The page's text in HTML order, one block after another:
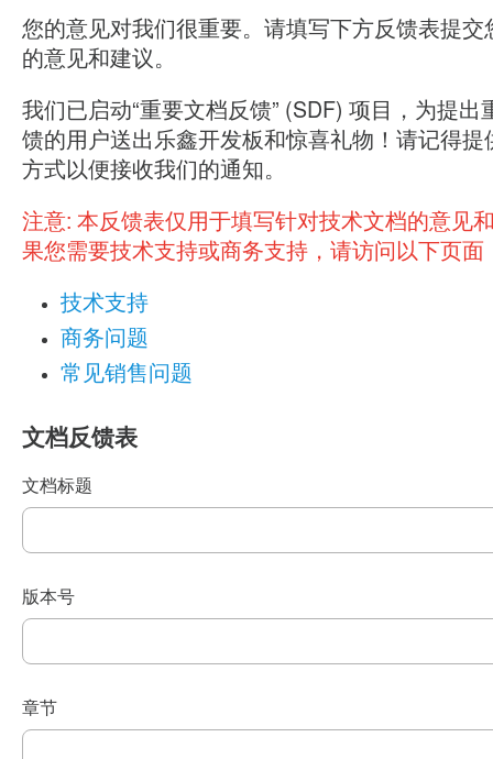
您的意见对我们很重要。请填写下方反馈表提交
的意见和建议。
我们已启动“重要文档反馈” (SDF) 项目，为提出
馈的用户送出乐鑫开发板和惊喜礼物！请记得提
方式以便接收我们的通知。
注意: 本反馈表仅用于填写针对技术文档的意见
果您需要技术支持或商务支持，请访问以下页面
技术支持
商务问题
常见销售问题
文档反馈表
文档标题
版本号
章节